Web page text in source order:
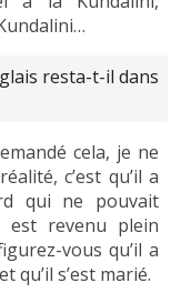
resta-t-il dans
cela, je ne
c’est qu’il a
qui ne pouvait
est revenu plein
vous qu’il a
qu’il s’est marié.